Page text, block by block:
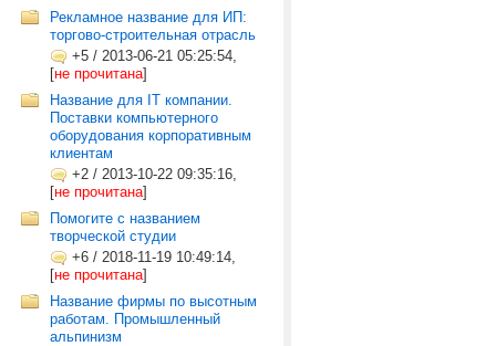
Рекламное название для ИП:
торгово-строительная отрасль
+5 / 2013-06-21 05:25:54,
[не прочитана]
Название для IT компании.
Поставки компьютерного
оборудования корпоративным
клиентам
+2 / 2013-10-22 09:35:16,
[не прочитана]
Помогите с названием
творческой студии
+6 / 2018-11-19 10:49:14,
[не прочитана]
Название фирмы по высотным
работам. Промышленный
альпинизм